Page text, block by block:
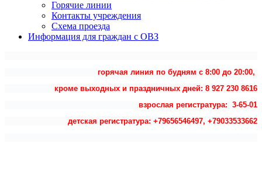
Горячие линии
Контакты учреждения
Схема проезда
Информация для граждан с ОВЗ
горячая линия по будням с 8:00 до 20:00,
кроме выходных и праздничных дней: 8 927 230 8616
взрослая регистратура: 3-65-01
детская регистратура: +79656546497, +79033533662